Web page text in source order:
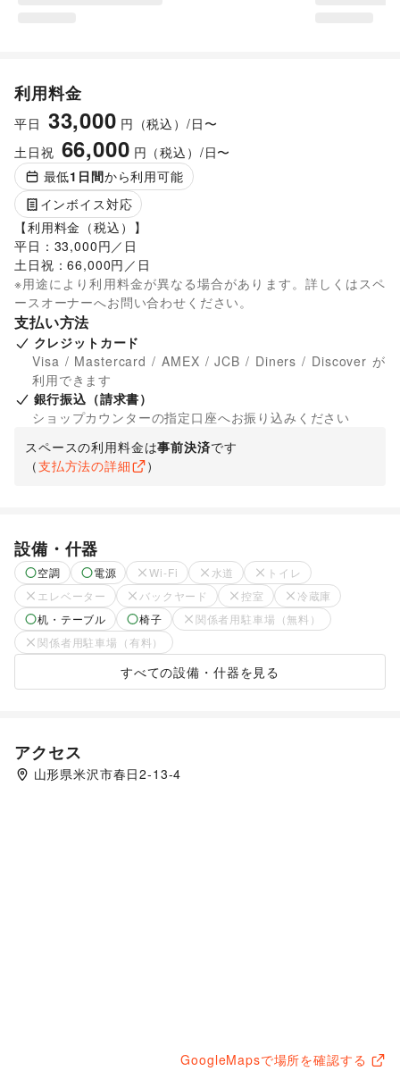
利用料金
平日 33,000 円（税込）/日〜
土日祝 66,000 円（税込）/日〜
最低1 日間から利用可能
インボイス対応
【利用料金（税込）】
平日：33,000円／日
土日祝：66,000円／日
※用途により利用料金が異なる場合があります。詳しくはスペ
ースオーナーへお問い合わせください。
支払い方法
クレジットカード
Visa / Mastercard / AMEX / JCB / Diners / Discover が
利用できます
銀行振込（請求書）
ショップカウンターの指定口座へお振り込みください
スペースの利用料金は事前決済です
（支払方法の詳細 ）
設備・什器
空調 電源 Wi-Fi 水道
トイレ
エレベーター
バックヤード 控室
冷蔵庫
机・テーブル
椅子
関係者用駐車場（無料）
関係者用駐車場（有料）
すべての設備・什器を見る
アクセス
山形県米沢市春日2‐13-4
GoogleMapsで場所を確認する